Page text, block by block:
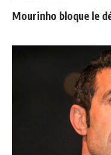
Mourinho bloque le